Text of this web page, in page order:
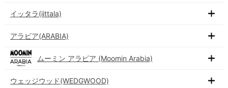
イッタラ(iittala)
アラビア(ARABIA)
ムーミン アラビア (Moomin Arabia)
ウェッジウッド(WEDGWOOD)